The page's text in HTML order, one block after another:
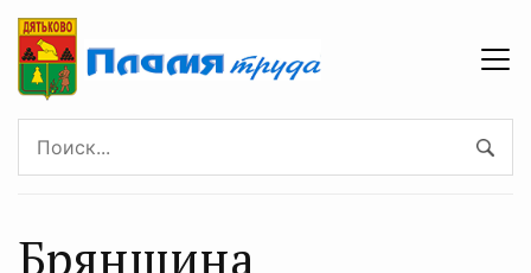
Брянщина